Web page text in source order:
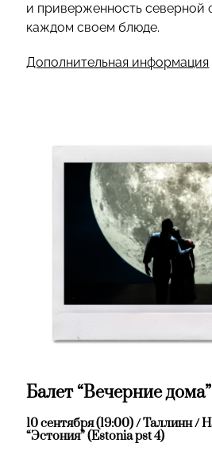
и приверженность северной
каждом своем блюде.
Дополнительная информация
Балет “Вечерние дома”
10 сентября (19:00) / Таллинн /
“Эстония” (Estonia pst 4)